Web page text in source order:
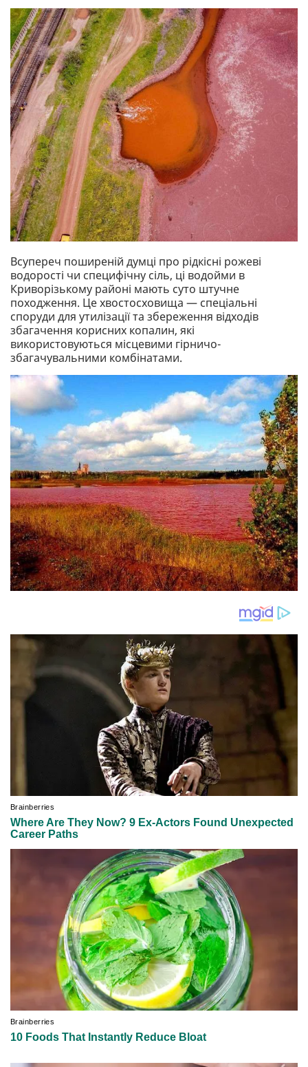
Всупереч поширеній думці про рідкісні рожеві
водорості чи специфічну сіль, ці водойми в
Криворізькому районі мають суто штучне
походження. Це хвостосховища — спеціальні
споруди для утилізації та збереження відходів
збагачення корисних копалин, які
використовуються місцевими гірничо-
збагачувальними комбінатами.